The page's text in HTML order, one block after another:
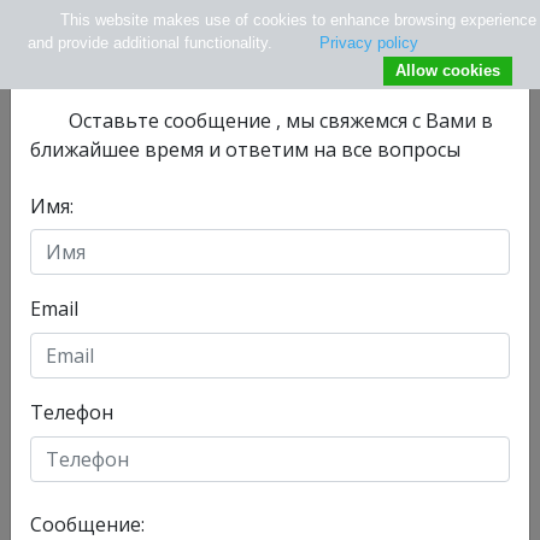
info@tlv.hospital
Главная
Не нашли нужной информации ?
Оставьте сообщениe , мы свяжемся с Вами в
ближайшее время и ответим на все вопросы
Имя:
Email
Телефон
Сообщение:
This website makes use of cookies to enhance browsing experience
and provide additional functionality.
Privacy policy
Allow cookies